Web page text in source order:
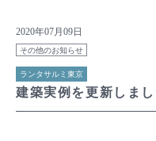
2020年07月09日
その他のお知らせ
ランタサルミ東京
建築実例を更新しまし